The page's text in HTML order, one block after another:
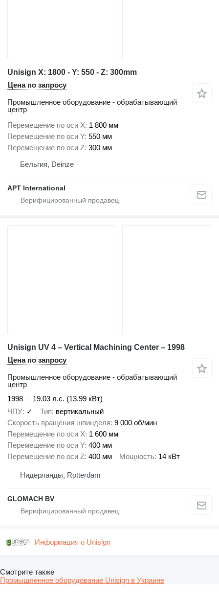
Unisign X: 1800 - Y: 550 - Z: 300mm
Цена по запросу
Промышленное оборудование - обрабатывающий
центр
Перемещение по оси X 1 800 мм
Перемещение по оси Y 550 мм
Перемещение по оси Z 300 мм
Бельгия, Deinze
APT International
Unisign UV 4 – Vertical Machining Center – 1998
Цена по запросу
Промышленное оборудование - обрабатывающий
центр
1998
19.03 л.с. (13.99 кВт)
ЧПУ ✓ Тип вертикальный
Скорость вращения шпинделя 9 000 об/мин
Перемещение по оси X 1 600 мм
Перемещение по оси Y 400 мм
Перемещение по оси Z 400 мм Мощность 14 кВт
Нидерланды, Rotterdam
GLOMACH BV
Информация о Unisign
Смотрите также
Промышленное оборудование Unisign в Украине